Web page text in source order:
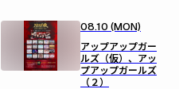
08.10 (MON)
アップアップガー
ルズ（仮）、アッ
プアップガールズ
（２）